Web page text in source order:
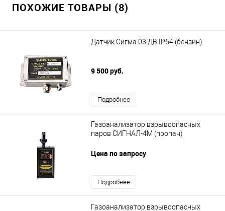
ПОХОЖИЕ ТОВАРЫ (8)
Датчик Сигма 03 ДВ IP54 (бензин)
9 500 руб.
Подробнее
Газоанализатор взрывоопасных
паров СИГНАЛ-4М (пропан)
Цена по запросу
Подробнее
Газоанализатор взрывоопасных